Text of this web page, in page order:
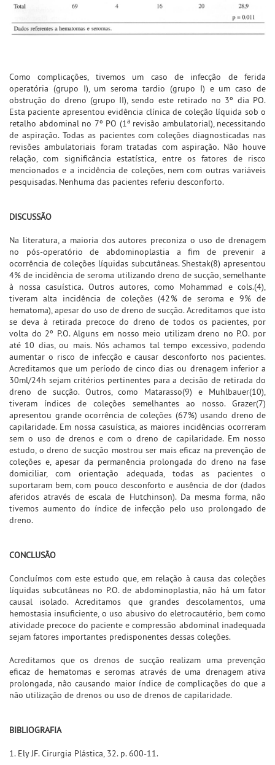
Como complicações, tivemos um caso de infecção de ferida
operatória (grupo I), um seroma tardio (grupo I) e um caso de
obstrução do dreno (grupo II), sendo este retirado no 3º dia PO.
Esta paciente apresentou evidência clínica de coleção líquida sob o
retalho abdominal no 7º PO (1arevisão ambulatorial), necessitando
de aspiração. Todas as pacientes com coleções diagnosticadas nas
revisões ambulatoriais foram tratadas com aspiração. Não houve
relação, com significância estatística, entre os fatores de risco
mencionados e a incidência de coleções, nem com outras variáveis
pesquisadas. Nenhuma das pacientes referiu desconforto.
DISCUSSÃO
Na literatura, a maioria dos autores preconiza o uso de drenagem
no pós-operatório de abdominoplastia a fim de prevenir a
ocorrência de coleções líquidas subcutâneas. Shestak(8) apresentou
4% de incidência de seroma utilizando dreno de sucção, semelhante
à nossa casuística. Outros autores, como Mohammad e cols.(4),
tiveram alta incidência de coleções (42% de seroma e 9% de
hematoma), apesar do uso de dreno de sucção. Acreditamos que isto
se deva à retirada precoce do dreno de todos os pacientes, por
volta do 2º P.O. Alguns em nosso meio utilizam dreno no P.O. por
até 10 dias, ou mais. Nós achamos tal tempo excessivo, podendo
aumentar o risco de infecção e causar desconforto nos pacientes.
Acreditamos que um período de cinco dias ou drenagem inferior a
30ml/24h sejam critérios pertinentes para a decisão de retirada do
dreno de sucção. Outros, como Matarasso(9) e Muhlbauer(10),
tiveram índices de coleções semelhantes ao nosso. Grazer(7)
apresentou grande ocorrência de coleções (67%) usando dreno de
capilaridade. Em nossa casuística, as maiores incidências ocorreram
sem o uso de drenos e com o dreno de capilaridade. Em nosso
estudo, o dreno de sucção mostrou ser mais eficaz na prevenção de
coleções e, apesar da permanência prolongada do dreno na fase
domiciliar, com orientação adequada, todas as pacientes o
suportaram bem, com pouco desconforto e ausência de dor (dados
aferidos através de escala de Hutchinson). Da mesma forma, não
tivemos aumento do índice de infecção pelo uso prolongado de
dreno.
CONCLUSÃO
Concluímos com este estudo que, em relação à causa das coleções
líquidas subcutâneas no P.O. de abdominoplastia, não há um fator
causal isolado. Acreditamos que grandes descolamentos, uma
hemostasia insuficiente, o uso abusivo do eletrocautério, bem como
atividade precoce do paciente e compressão abdominal inadequada
sejam fatores importantes predisponentes dessas coleções.
Acreditamos que os drenos de sucção realizam uma prevenção
eficaz de hematomas e seromas através de uma drenagem ativa
prolongada, não causando maior índice de complicações do que a
não utilização de drenos ou uso de drenos de capilaridade.
BIBLIOGRAFIA
1. Ely JF. Cirurgia Plástica, 32. p. 600-11.